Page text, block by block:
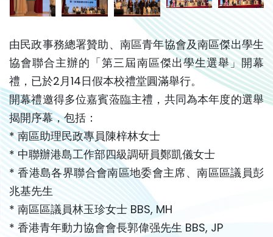
由民政事務總署贊助、南區青年協會及南區傑出學生
協會聯合主辦的「第三屆南區傑出學生選舉」開幕
禮，已於2月14日假本校禮堂圓滿舉行。
開幕禮邀得多位嘉賓蒞臨主禮，共同為本年度的選舉
揭開序幕，包括：
* 南區助理民政專員陳梓林女士
* 中聯辦港島工作部四級調研員鄭凱儀女士
* 香港島各界聯合會南區地委會主席、南區區議員彭
兆基先生
* 南區區議員林玉珍女士 BBS, MH
* 香港青年動力協會會長郭偉强先生 BBS, JP